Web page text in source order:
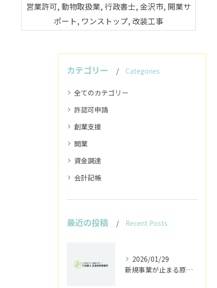
営業許可, 動物取扱業, 行政書士, 金沢市, 開業サ
ポート, ワンストップ, 改装工事
カテゴリー Categories
全てのカテゴリー
許認可申請
創業支援
開業
資金調達
会計記帳
最近の投稿 Recent Posts
2026/01/29
新規事業が止まる原因は法規制｜開発前に行うべきリスク診断とは